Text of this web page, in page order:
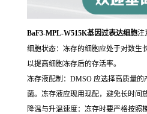
BaF3-MPL-W515K基因过表达细胞注
细胞状态：冻存的细胞应处于对数生
以提高细胞冻存后的存活率。
冻存液配制：DMSO 应选择高质量
菌。冻存液应现用现配，避免长时间
降温与升温速度：冻存时要严格按照